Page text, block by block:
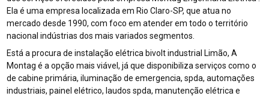
Ela é uma empresa localizada em Rio Claro-SP, que atua no
mercado desde 1990, com foco em atender em todo o território
nacional indústrias dos mais variados segmentos.
Está a procura de instalação elétrica bivolt industrial Limão, A
Montag é a opção mais viável, já que disponibiliza serviços como o
de cabine primária, iluminação de emergencia, spda, automações
industriais, painel elétrico, laudos spda, manutenção elétrica e